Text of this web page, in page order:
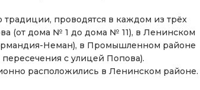
проводятся в каждом из трёх
(от дома № 1 до дома № 11), в Ленинском
Неман), в Промышленном районе
с улицей Попова).
расположились в Ленинском районе.